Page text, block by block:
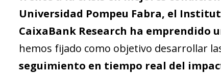
Universidad Pompeu Fabra, el
CaixaBank Research ha emprendido
hemos fijado como objetivo desarrollar
seguimiento en tiempo real del